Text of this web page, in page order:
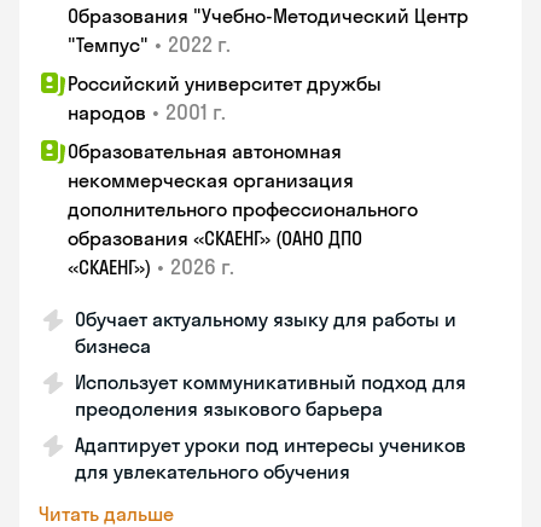
Образования "Учебно-Методический Центр
"Темпус" • 2022 г.
Российский университет дружбы
народов • 2001 г.
Образовательная автономная
некоммерческая организация
дополнительного профессионального
образования «СКАЕНГ» (ОАНО ДПО
«СКАЕНГ») • 2026 г.
Обучает актуальному языку для работы и
бизнеса
Использует коммуникативный подход для
преодоления языкового барьера
Адаптирует уроки под интересы учеников
для увлекательного обучения
Читать дальше